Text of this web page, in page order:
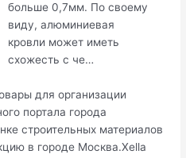
больше 0,7мм. По своему
виду, алюминиевая
кровли может иметь
схожесть с че…
для организации
портала города
строительных материалов
в городе Москва.Xella